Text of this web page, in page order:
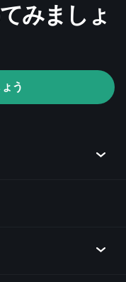
みましょ
う